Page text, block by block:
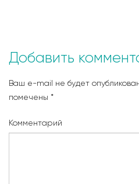
Добавить
Ваш e-mail не будет
помечены *
Комментарий